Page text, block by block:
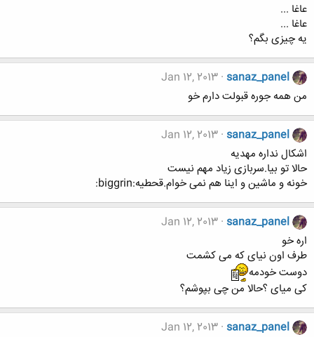
عاغا ...
عاغا ...
یه چیزی بگم؟
sanaz_panel
Jan 12, 2013
من همه جوره قبولت دارم خو
sanaz_panel
Jan 12, 2013
اشکال نداره مهدیه
حالا تو بیا.سربازی زیاد مهم نیست
خونه و ماشین و اینا هم نمی خوام.قحطیه:biggrin:
sanaz_panel
Jan 12, 2013
اره خو
طرف اون نیای که می کشمت
دوست خودمه
کی میای ؟حالا من چی بپوشم؟
sanaz_panel
Jan 12, 2013